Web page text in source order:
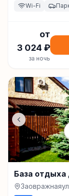
Wi-Fi
от
3 024 ₽
за ночь
База